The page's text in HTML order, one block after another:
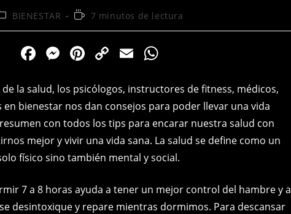
entrada:
BIENESTAR
Tiempo7 minutos de lectura
F
c
e
b
o
k
M
ss
e
n
g
Pi
er
e
st
C
p
y
Li
n
E
ai
l
at
s
A
p
la salud, los psicólogos, instructores de fitness, médicos,
bienestar nos dan consejos para poder llevar una vida
con todos los tips para encarar nuestra salud con
mejor y vivir una vida sana. La salud se define como un
físico sino también mental y social.
7 a 8 horas ayuda a tener un mejor control del hambre y a
desintoxique y repare mientras dormimos. Para descansar